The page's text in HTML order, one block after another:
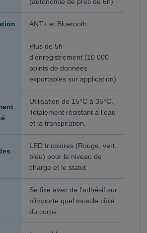
ANT+ et Bluetooth
Plus de 5h
d’enregistrement (10 000
points de données
exportables sur application)
Utilisation de 15°C à 35°C.
Totalement résistant à l’eau
et la transpiration.
LED tricolores (Rouge, vert,
bleu) pour le niveau de
charge et le statut
Se fixe avec de l’adhésif sur
n’importe quel muscle ciblé
du corps